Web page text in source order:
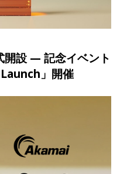
設 — 記念イベント
」開催